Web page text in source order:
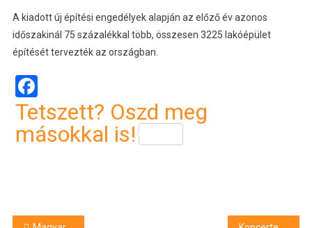
A kiadott új építési engedélyek alapján az előző év azonos
időszakinál 75 százalékkal több, összesen 3225 lakóépület
építését tervezték az országban.
Facebook
Tetszett? Oszd meg
másokkal is!